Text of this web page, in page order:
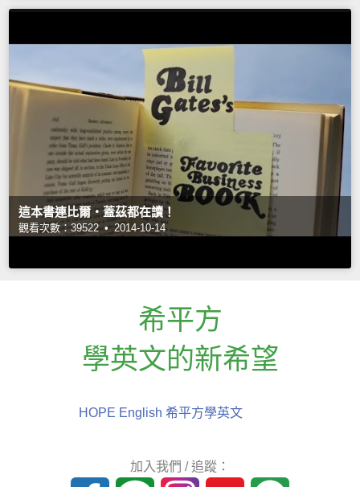
這本書連比爾‧蓋茲都在讀！
觀看次數：39522 • 2014-10-14
希平方
學英文的新希望
HOPE English 希平方學英文
加入我們 / 追蹤：